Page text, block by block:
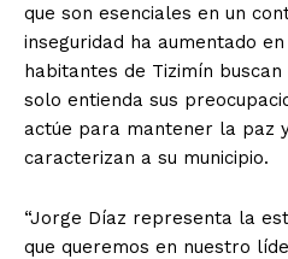
que son esenciales en un
inseguridad ha aumentado
habitantes de Tizimín
solo entienda sus
actúe para mantener la paz
caracterizan a su municipio.
“Jorge Díaz representa la
que queremos en nuestro